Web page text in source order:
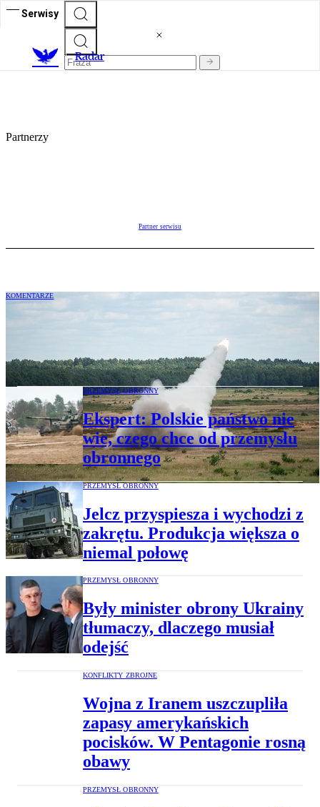
Serwisy
Radar
Partnerzy
Partner serwisu
KOMENTARZE
zaawansowanej amunicji. Ale problem
ma m.in. Polska
PRZEMYSŁ OBRONNY
Ekspert: Polskie państwo nie
wie, czego chce od przemysłu
obronnego
PRZEMYSŁ OBRONNY
Jelcz przyspiesza i wychodzi z
zakrętu. Produkcja większa o
niemal połowę
PRZEMYSŁ OBRONNY
Były minister obrony Ukrainy
tłumaczy, dlaczego musiał
odejść
KONFLIKTY ZBROJNE
Wojna z Iranem uszczupliła
zapasy amerykańskich
pocisków. W Pentagonie rosną
obawy
PRZEMYSŁ OBRONNY